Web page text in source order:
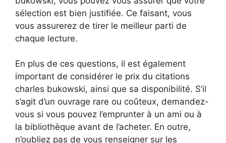
sélection est bien justifiée. Ce faisant, vous
vous assurerez de tirer le meilleur parti de
chaque lecture.
En plus de ces questions, il est également
important de considérer le prix du citations
charles bukowski, ainsi que sa disponibilité. S’il
s’agit d’un ouvrage rare ou coûteux, demandez-
vous si vous pouvez l’emprunter à un ami ou à
la bibliothèque avant de l’acheter. En outre,
n’oubliez pas de vous renseigner sur les